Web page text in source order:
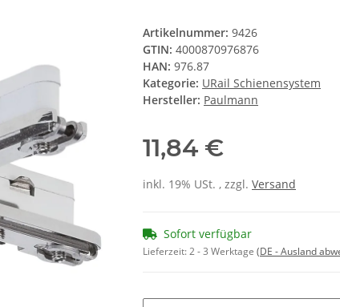
Artikelnummer: 9426
GTIN: 4000870976876
HAN: 976.87
Kategorie: URail Schienensystem
Hersteller: Paulmann
11,84 €
inkl. 19% USt. , zzgl. Versand
Sofort verfügbar
Lieferzeit:2 - 3 Werktage (DE - Ausland